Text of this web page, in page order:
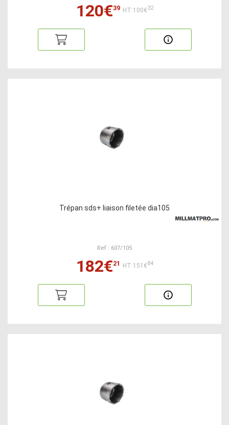
120€39 HT:100€32
Trépan sds+ liaison filetée dia105
Ref : 607/105
182€21 HT:151€84